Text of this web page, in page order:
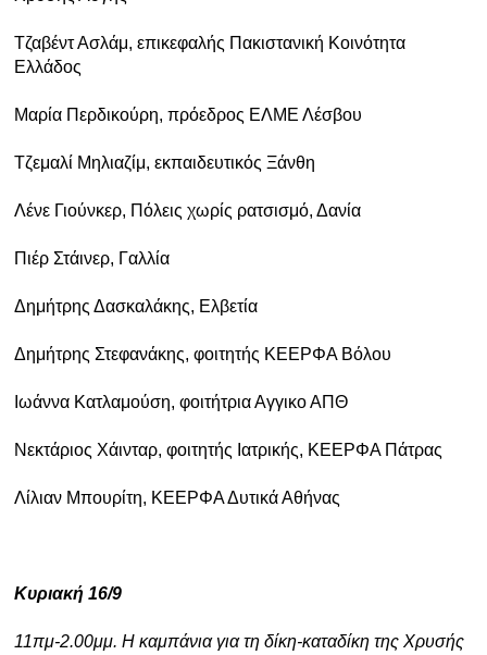
Τζαβέντ Ασλάμ, επικεφαλής Πακιστανική Κοινότητα
Ελλάδος
Μαρία Περδικούρη, πρόεδρος ΕΛΜΕ Λέσβου
Τζεμαλί Μηλιαζίμ, εκπαιδευτικός Ξάνθη
Λένε Γιούνκερ, Πόλεις χωρίς ρατσισμό, Δανία
Πιέρ Στάινερ, Γαλλία
Δημήτρης Δασκαλάκης, Ελβετία
Δημήτρης Στεφανάκης, φοιτητής ΚΕΕΡΦΑ Βόλου
Ιωάννα Κατλαμούση, φοιτήτρια Αγγικο ΑΠΘ
Νεκτάριος Χάινταρ, φοιτητής Ιατρικής, ΚΕΕΡΦΑ Πάτρας
Λίλιαν Μπουρίτη, ΚΕΕΡΦΑ Δυτικά Αθήνας
Κυριακή 16/9
11πμ-2.00μμ. Η καμπάνια για τη δίκη-καταδίκη της Χρυσής